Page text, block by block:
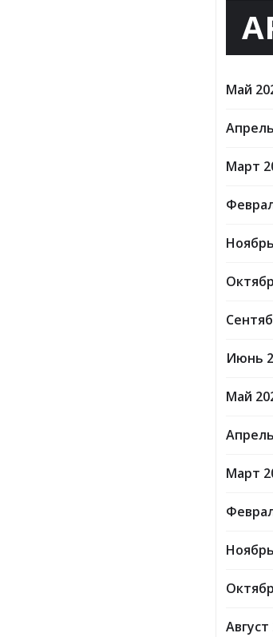
Май
Март
Июнь
Май
Март
Август